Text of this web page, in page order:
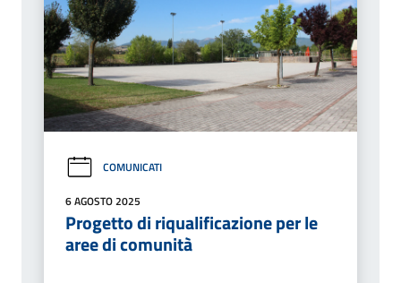
COMUNICATI
6 AGOSTO 2025
Progetto di riqualificazione per le
aree di comunità